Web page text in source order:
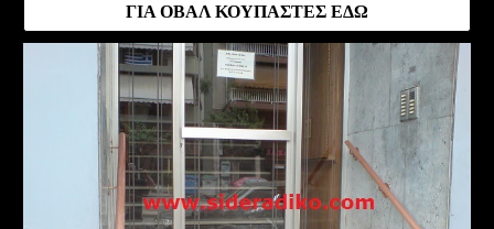
ΓΙΑ ΟΒΑΛ ΚΟΥΠΑΣΤΕΣ ΕΔΩ